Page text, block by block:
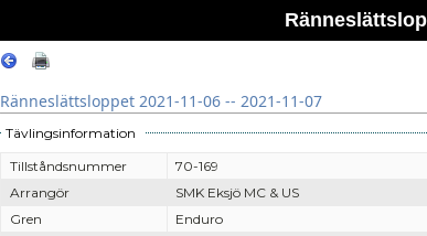
Ränneslättsloppet 2021-11-06 -- 2021-11-07
Tävlingsinformation
Tillståndsnummer
70-169
Arrangör
SMK Eksjö MC & US
Gren
Enduro